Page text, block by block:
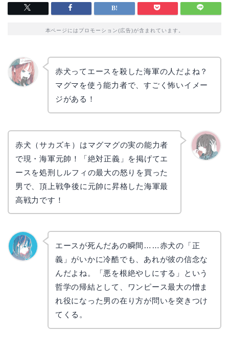
本ページにはプロモーション(広告)が含まれています。
赤犬ってエースを殺した海軍の人だよね？
マグマを使う能力者で、すごく怖いイメー
ジがある！
赤犬（サカズキ）はマグマグの実の能力者
で現・海軍元帥！「絶対正義」を掲げてエ
ースを処刑しルフィの最大の怒りを買った
男で、頂上戦争後に元帥に昇格した海軍最
高戦力です！
エースが死んだあの瞬間……赤犬の「正
義」がいかに冷酷でも、あれが彼の信念な
んだよね。「悪を根絶やしにする」という
哲学の帰結として、ワンピース最大の憎ま
れ役になった男の在り方が問いを突きつけ
てくる。